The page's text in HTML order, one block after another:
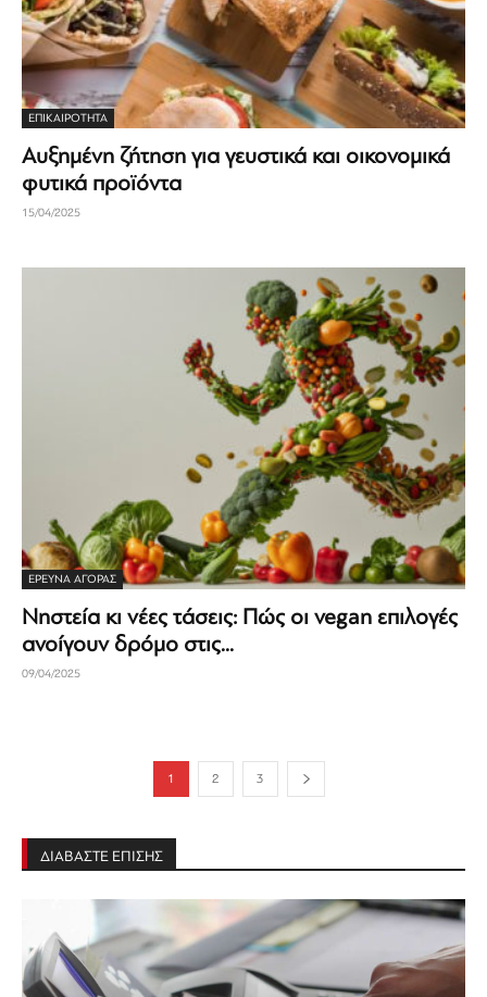
ΕΠΙΚΑΙΡΟΤΗΤΑ
Αυξημένη ζήτηση για γευστικά και οικονομικά
φυτικά προϊόντα
15/04/2025
ΕΡΕΥΝΑ ΑΓΟΡΑΣ
Νηστεία κι νέες τάσεις: Πώς οι vegan επιλογές
ανοίγουν δρόμο στις...
09/04/2025
1 2 3
ΔΙΑΒΑΣΤΕ ΕΠΙΣΗΣ